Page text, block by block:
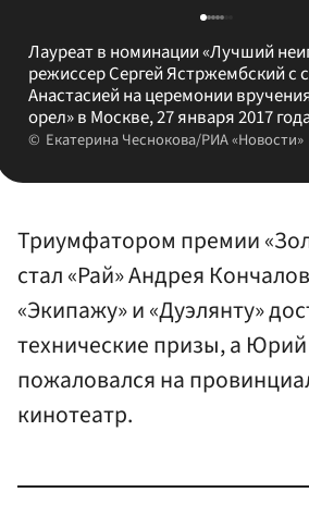
Лауреат в номинации «Лучший
режиссер Сергей Ястржембский с
Анастасией на церемонии
орел» в Москве, 27 января 2017
Екатерина Чеснокова/РИА «Новости»
Триумфатором премии
стал «Рай» Андрея
«Экипажу» и «Дуэлянту»
технические призы, а
пожаловался на
кинотеатр.